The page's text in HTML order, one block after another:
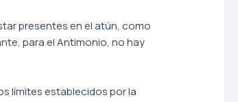
presentes en el atún, como
para el Antimonio, no hay
límites establecidos por la